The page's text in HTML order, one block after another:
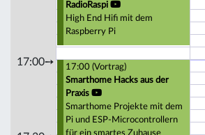
17:00➙
RadioRaspi
High End Hifi mit dem
Raspberry Pi
17:00 (Vortrag)
Smarthome Hacks aus der
Praxis
Smarthome Projekte mit dem
Pi und ESP-Microcontrollern